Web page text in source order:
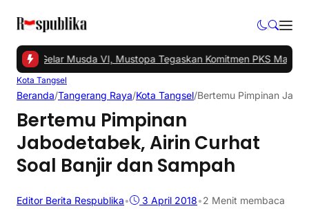
Gelar Musda VI, Mustopa Tegaskan Komitmen PKS Majukan
Kota Tangsel
Beranda/Tangerang Raya/Kota Tangsel/Bertemu Pimpinan
Bertemu Pimpinan
Jabodetabek, Airin Curhat
Soal Banjir dan Sampah
Editor Berita Respublika• 3 April 2018•2 Menit membaca